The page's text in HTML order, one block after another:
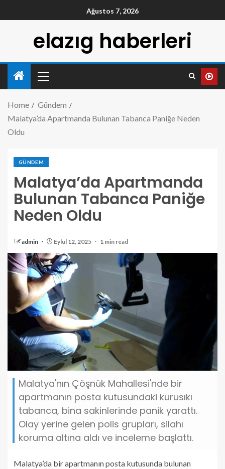
Ağustos 7, 2026
elazıg haberleri
Home
Gündem
Malatya’da Apartmanda Bulunan Tabanca Paniğe Neden
Oldu
GÜNDEM
Malatya’da Apartmanda
Bulunan Tabanca Paniğe
Neden Oldu
admin Eylül 12, 2025 1 min read
Malatya'nın Çöşnük Mahallesi'nde bir
apartmanın posta kutusundaki kurusıkı
tabanca, bina sakinlerinde panik yarattı.
Olay yerine gelen polis grupları, silahı
koruma altına aldı ve inceleme başlattı.
Malatya’da bir apartmanın posta kutusunda bulunan